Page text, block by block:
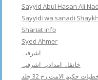
Sayyid Abul Hasan Ali
Sayyidi wa sanadi
Shariat info
Syed Ahmer
اشرفبہ
خانقاہ امدادیہ اشرفیہ
حکیم الامت رح 32 جلد